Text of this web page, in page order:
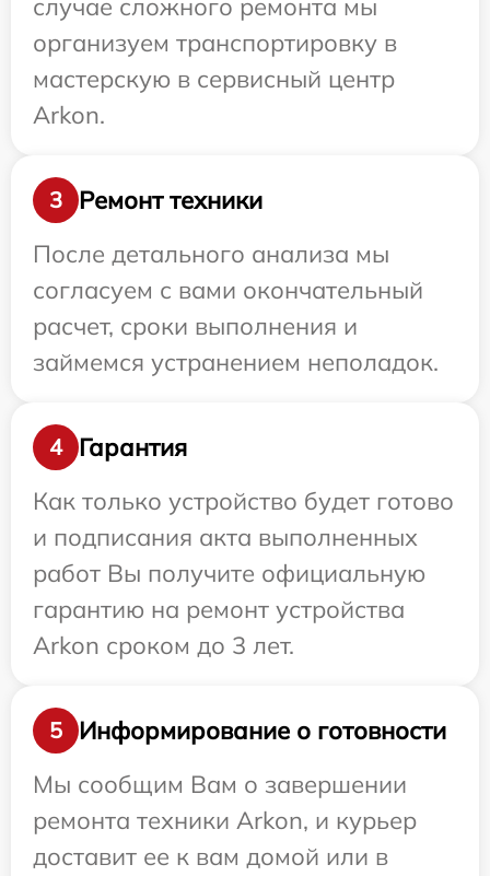
случае сложного ремонта мы
организуем транспортировку в
мастерскую в сервисный центр
Arkon.
3
Ремонт техники
После детального анализа мы
согласуем с вами окончательный
расчет, сроки выполнения и
займемся устранением неполадок.
4
Гарантия
Как только устройство будет готово
и подписания акта выполненных
работ Вы получите официальную
гарантию на ремонт устройства
Arkon сроком до 3 лет.
5
Информирование о готовности
Мы сообщим Вам о завершении
ремонта техники Arkon, и курьер
доставит ее к вам домой или в